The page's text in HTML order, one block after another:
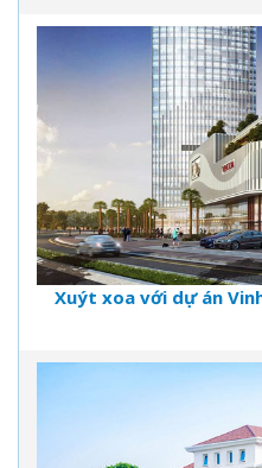
Xuýt xoa với dự án